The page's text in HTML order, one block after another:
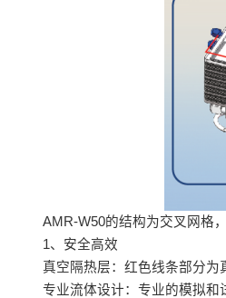
AMR-W50的结构为交叉网格
1、安全高效
真空隔热层：红色线条部分
专业流体设计：专业的模拟